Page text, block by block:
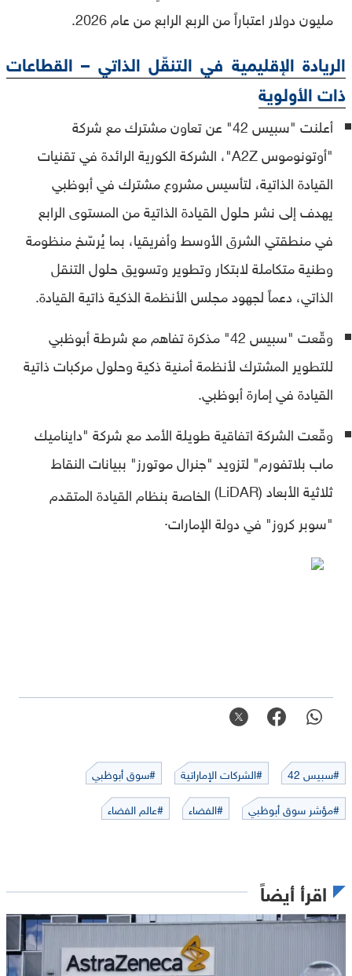
مليون دولار اعتباراً من الربع الرابع من عام 2026.
الريادة الإقليمية في التنقّل الذاتي – القطاعات
ذات الأولوية
أعلنت "سبيس 42" عن تعاون مشترك مع شركة
"أوتونوموس A2Z"، الشركة الكورية الرائدة في تقنيات
القيادة الذاتية، لتأسيس مشروع مشترك في أبوظبي
يهدف إلى نشر حلول القيادة الذاتية من المستوى الرابع
في منطقتي الشرق الأوسط وأفريقيا، بما يُرسّخ منظومة
وطنية متكاملة لابتكار وتطوير وتسويق حلول التنقل
الذاتي، دعماً لجهود مجلس الأنظمة الذكية ذاتية القيادة.
وقّعت "سبيس 42" مذكرة تفاهم مع شرطة أبوظبي
للتطوير المشترك لأنظمة أمنية ذكية وحلول مركبات ذاتية
القيادة في إمارة أبوظبي.
وقّعت الشركة اتفاقية طويلة الأمد مع شركة "دايناميك
ماب بلاتفورم" لتزويد "جنرال موتورز" ببيانات النقاط
ثلاثية الأبعاد (LiDAR)
الخاصة بنظام القيادة المتقدم
"سوبر كروز" في دولة الإمارات.
#سبيس 42 #الشركات الإماراتية
#سوق أبوظبي
#مؤشر سوق أبوظبي
#الفضاء #عالم الفضاء
اقرأ أيضاً